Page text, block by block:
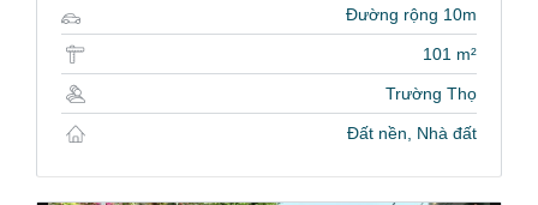
Đường rộng 10m
101 m²
Trường Thọ
Đất nền, Nhà đất